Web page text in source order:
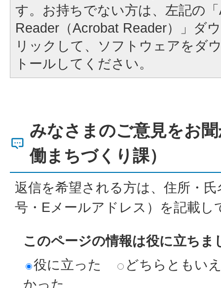
す。お持ちでない方は、左記の
Reader（Acrobat Reader）」ダ
リックして、ソフトウェアをダ
トールしてください。
みなさまのご意見をお
働まちづくり課）
返信を希望される方は、住所・
号・Eメールアドレス）を記載し
このページの情報は役に立ちま
役に立った
どちらともい
かった